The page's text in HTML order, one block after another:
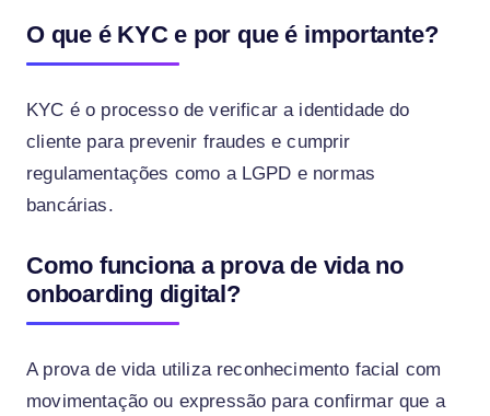
O que é KYC e por que é importante?
KYC é o processo de verificar a identidade do
cliente para prevenir fraudes e cumprir
regulamentações como a LGPD e normas
bancárias.
Como funciona a prova de vida no
onboarding digital?
A prova de vida utiliza reconhecimento facial com
movimentação ou expressão para confirmar que a